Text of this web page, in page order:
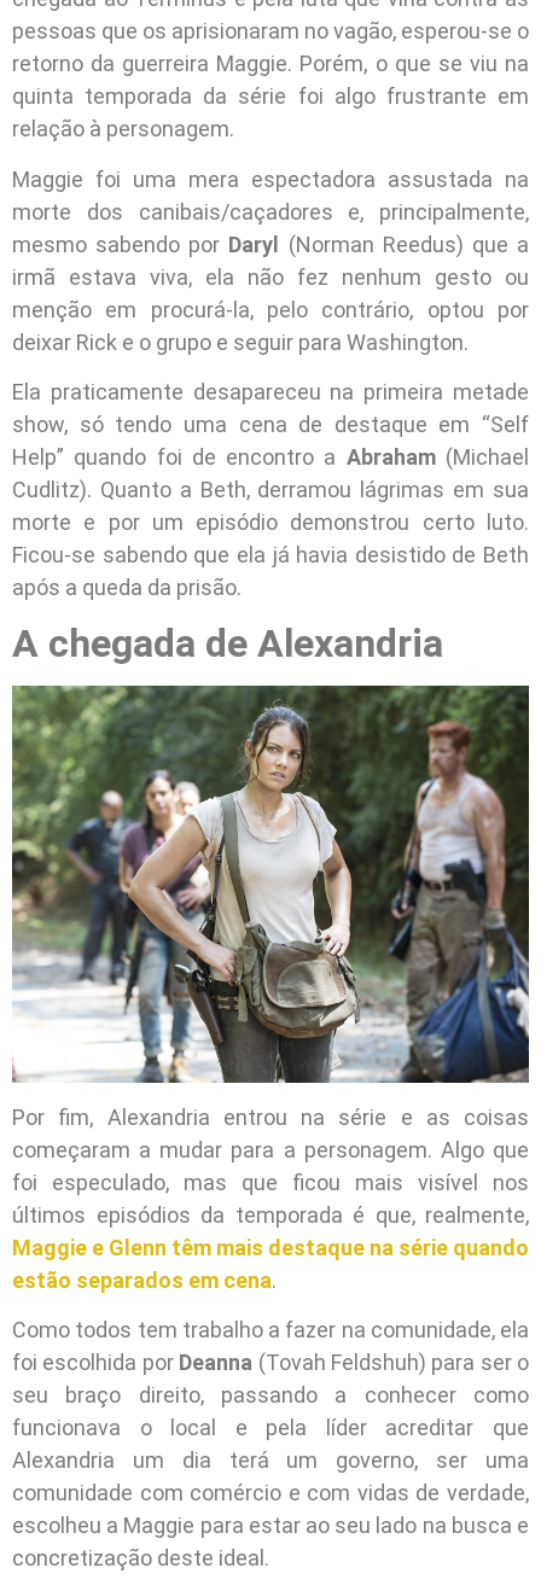
pessoas que os aprisionaram no vagão, esperou-se o
retorno da guerreira Maggie. Porém, o que se viu na
quinta temporada da série foi algo frustrante em
relação à personagem.
Maggie foi uma mera espectadora assustada na
morte dos canibais/caçadores e, principalmente,
mesmo sabendo por Daryl (Norman Reedus) que a
irmã estava viva, ela não fez nenhum gesto ou
menção em procurá-la, pelo contrário, optou por
deixar Rick e o grupo e seguir para Washington.
Ela praticamente desapareceu na primeira metade
show, só tendo uma cena de destaque em “Self
Help” quando foi de encontro a Abraham(Michael
Cudlitz). Quanto a Beth, derramou lágrimas em sua
morte e por um episódio demonstrou certo luto.
Ficou-se sabendo que ela já havia desistido de Beth
após a queda da prisão.
A chegada de Alexandria
Por fim, Alexandria entrou na série e as coisas
começaram a mudar para a personagem. Algo que
foi especulado, mas que ficou mais visível nos
últimos episódios da temporada é que, realmente,
Maggie e Glenn têm mais destaque na série quando
estão separados em cena.
Como todos tem trabalho a fazer na comunidade, ela
foi escolhida por Deanna (Tovah Feldshuh) para ser o
seu braço direito, passando a conhecer como
funcionava o local e pela líder acreditar que
Alexandria um dia terá um governo, ser uma
comunidade com comércio e com vidas de verdade,
escolheu a Maggie para estar ao seu lado na busca e
concretização deste ideal.